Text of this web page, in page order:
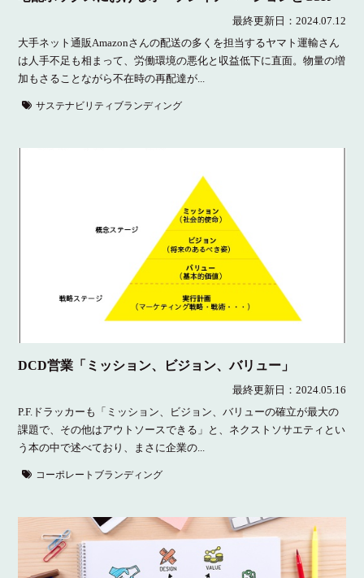
最終更新日： 2024.07.12
大手ネット通販Amazonさんの配送の多くを担当するヤマト運輸さん
は人手不足も相まって、労働環境の悪化と収益低下に直面。物量の増
加もさることながら不在時の再配達が...
サステナビリティブランディング
DCD営業「ミッション、ビジョン、バリュー」
最終更新日： 2024.05.16
P.F.ドラッカーも「ミッション、ビジョン、バリューの確立が最大の
課題で、その他はアウトソースできる」と、ネクストソサエティとい
う本の中で述べており、まさに企業の...
コーポレートブランディング